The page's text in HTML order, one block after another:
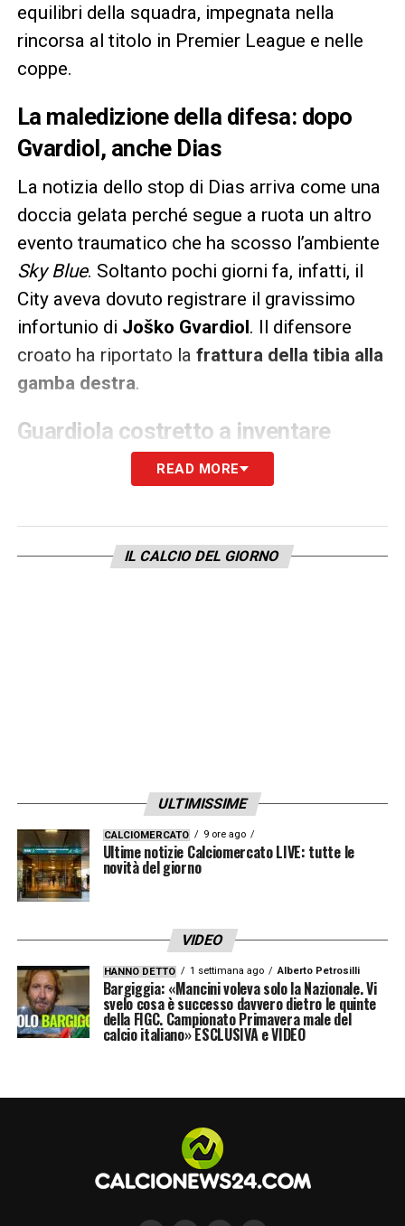
equilibri della squadra, impegnata nella
rincorsa al titolo in Premier League e nelle
coppe.
La maledizione della difesa: dopo
Gvardiol, anche Dias
La notizia dello stop di Dias arriva come una
doccia gelata perché segue a ruota un altro
evento traumatico che ha scosso l’ambiente
Sky Blue. Soltanto pochi giorni fa, infatti, il
City aveva dovuto registrare il gravissimo
infortunio di Joško Gvardiol. Il difensore
croato ha riportato la frattura della tibia alla
gamba destra.
Guardiola costretto a inventare
Con due dei titolari inamovibili fuori dai
ridotta ai minimi termini. Guardiola si trova
ora costretto a ridisegnare l’assetto tattico.
l’infermeria non presenti altri conti salati.
LA PLAYLIST DELLE NOSTRE TOP NEWS
READ MORE
IL CALCIO DEL GIORNO
ULTIMISSIME
CALCIOMERCATO 9 ore ago
Ultime notizie Calciomercato LIVE: tutte le
novità del giorno
VIDEO
HANNO DETTO 1 settimana ago Alberto Petrosilli
Bargiggia: «Mancini voleva solo la Nazionale. Vi
svelo cosa è successo davvero dietro le quinte
della FIGC. Campionato Primavera male del
calcio italiano» ESCLUSIVA e VIDEO